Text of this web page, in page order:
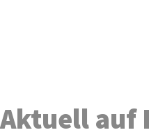
Aktuell auf